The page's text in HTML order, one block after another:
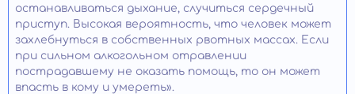
останавливаться дыхание, случиться сердечный
приступ. Высокая вероятность, что человек может
захлебнуться в собственных рвотных массах. Если
при сильном алкогольном отравлении
пострадавшему не оказать помощь, то он может
впасть в кому и умереть».